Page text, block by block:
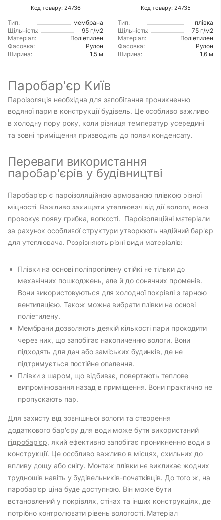
Код товару: 24736
Тип:
мембрана
Щільність:
95 г/м2
Матеріал:
Поліетилен
Фасовка:
Рулон
Ширина:
1,5 м
Код товару: 24735
Тип:
плівка
Щільність:
75 г/м2
Матеріал:
Поліетилен
Фасовка:
Рулон
Ширина:
1,6 м
Паробар'єр Київ
Пароізоляція необхідна для запобігання проникненню
водяної пари в конструкції будівель. Це особливо важливо
в холодну пору року, коли різниця температур усередині
та зовні приміщення призводить до появи конденсату.
Переваги використання
паробар'єрів у будівництві
Паробар'єр є пароізоляційною армованою плівкою різної
міцності. Важливо захищати утеплювач від дії вологи, вона
провокує появу грибка, вогкості. Пароізоляційні матеріали
за рахунок особливої ​​структури утворюють надійний бар'єр
для утеплювача. Розрізняють різні види матеріалів:
Плівки на основі поліпропілену стійкі не тільки до
механічних пошкоджень, але й до сонячних променів.
Вони використовуються для холодної покрівлі з гарною
вентиляцією. Також можна вибрати плівки на основі
поліетилену.
Мембрани дозволяють деякій кількості пари проходити
через них, що запобігає накопиченню вологи. Вони
підходять для дач або заміських будинків, де не
підтримується постійне опалення.
Плівки з шаром, що відбиває, повертають теплове
випромінювання назад в приміщення. Вони практично не
пропускають пар.
Для захисту від зовнішньої вологи та створення
додаткового бар'єру для води може бути використаний
гідробар'єр, який ефективно запобігає проникненню води в
конструкції. Це особливо важливо в місцях, схильних до
впливу дощу або снігу. Монтаж плівки не викликає жодних
труднощів навіть у будівельників-початківців. До того ж, на
паробар'єр ціна буде доступною. Він може бути
встановлений у покрівлях, стінах та інших конструкціях, де
потрібно контролювати рівень вологості. Матеріал